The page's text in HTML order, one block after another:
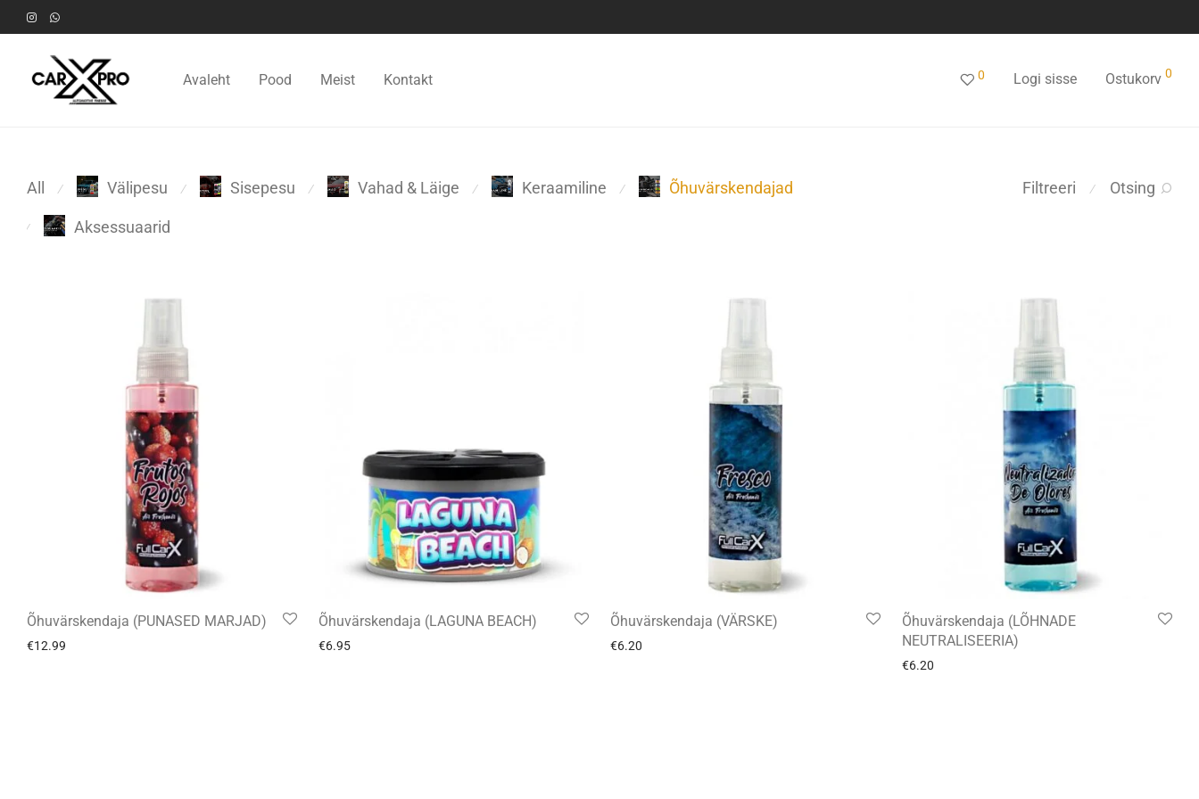
Avaleht Pood Meist Kontakt 0 Logi sisse Ostukorv 0
Filtreeri ⁄ Otsing
All ⁄ Välipesu ⁄ Sisepesu ⁄ Vahad & Läige ⁄ Keraamiline ⁄ Õhuvärskendajad
⁄ Aksessuaarid
Õhuvärskendaja (PUNASED MARJAD)
€12.99
Õhuvärskendaja (LAGUNA BEACH)
€6.95
Õhuvärskendaja (VÄRSKE)
€6.20
Õhuvärskendaja (LÕHNADE
NEUTRALISEERIA)
€6.20